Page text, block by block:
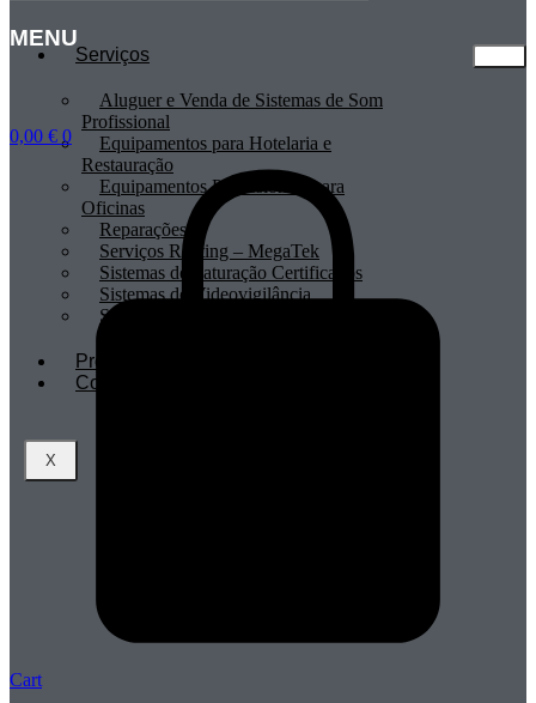
MENU
Serviços
Aluguer e Venda de Sistemas de Som
Profissional
Equipamentos para Hotelaria e
Restauração
Equipamentos Profissionais para
Oficinas
Reparações
Serviços Renting – MegaTek
Sistemas de Faturação Certificados
Sistemas de Videovigilância
Sistemas POS
Profissionais
Contactos
X
0,00 € 0
Cart